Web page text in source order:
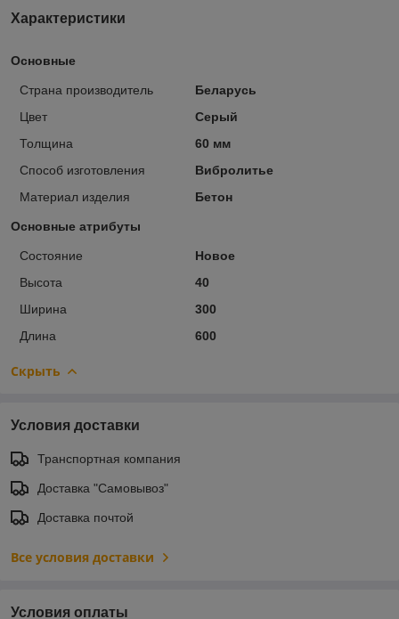
Характеристики
Основные
Страна производитель
Беларусь
Цвет
Серый
Толщина
60 мм
Способ изготовления
Вибролитье
Материал изделия
Бетон
Основные атрибуты
Состояние
Новое
Высота
40
Ширина
300
Длина
600
Скрыть
Условия доставки
Транспортная компания
Доставка "Самовывоз"
Доставка почтой
Все условия доставки
Условия оплаты